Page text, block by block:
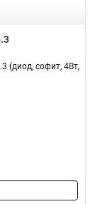
(диод, софит, 4Вт,